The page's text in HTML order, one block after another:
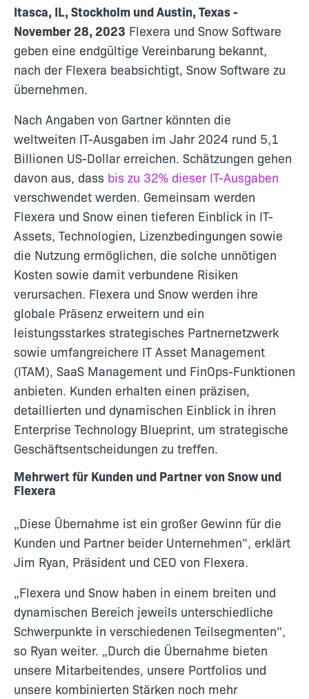
Itasca, IL, Stockholm und Austin, Texas -
November 28, 2023 Flexera und Snow Software
geben eine endgültige Vereinbarung bekannt,
nach der Flexera beabsichtigt, Snow Software zu
übernehmen.
Nach Angaben von Gartner könnten die
weltweiten IT-Ausgaben im Jahr 2024 rund 5,1
Billionen US-Dollar erreichen. Schätzungen gehen
davon aus, dass bis zu 32% dieser IT-Ausgaben
verschwendet werden. Gemeinsam werden
Flexera und Snow einen tieferen Einblick in IT-
Assets, Technologien, Lizenzbedingungen sowie
die Nutzung ermöglichen, die solche unnötigen
Kosten sowie damit verbundene Risiken
verursachen. Flexera und Snow werden ihre
globale Präsenz erweitern und ein
leistungsstarkes strategisches Partnernetzwerk
sowie umfangreichere IT Asset Management
(ITAM), SaaS Management und FinOps-Funktionen
anbieten. Kunden erhalten einen präzisen,
detaillierten und dynamischen Einblick in ihren
Enterprise Technology Blueprint, um strategische
Geschäftsentscheidungen zu treffen.
Mehrwert für Kunden und Partner von Snow und
Flexera
„Diese Übernahme ist ein großer Gewinn für die
Kunden und Partner beider Unternehmen“, erklärt
Jim Ryan, Präsident und CEO von Flexera.
„Flexera und Snow haben in einem breiten und
dynamischen Bereich jeweils unterschiedliche
Schwerpunkte in verschiedenen Teilsegmenten“,
so Ryan weiter. „Durch die Übernahme bieten
unsere Mitarbeitendes, unsere Portfolios und
unsere kombinierten Stärken noch mehr